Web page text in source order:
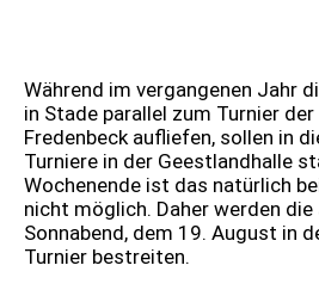
Während im vergangenen Jahr
in Stade parallel zum Turnier der
Fredenbeck aufliefen, sollen in
Turniere in der Geestlandhalle
Wochenende ist das natürlich
nicht möglich. Daher werden
Sonnabend, dem 19. August in
Turnier bestreiten.